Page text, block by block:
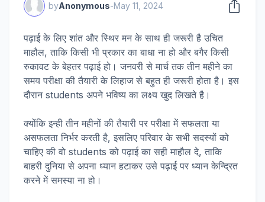
byAnonymous-May 11, 2024
पढ़ाई के लिए शांत और स्थिर मन के साथ ही जरूरी है उचित
माहौल, ताकि किसी भी प्रकार का बाधा ना हो और बगैर किसी
रुकावट के बेहतर पढ़ाई हो। जनवरी से मार्च तक तीन महीने का
समय परीक्षा की तैयारी के लिहाज से बहुत ही जरूरी होता है। इस
दौरान students अपने भविष्य का लक्ष्य खुद लिखते है।
क्योंकि इन्ही तीन महीनों की तैयारी पर परीक्षा में सफलता या
असफलता निर्भर करती है, इसलिए परिवार के सभी सदस्यों को
चाहिए की वो students को पढ़ाई का सही माहौल दे, ताकि
बाहरी दुनिया से अपना ध्यान हटाकर उसे पढ़ाई पर ध्यान केन्द्रित
करने में समस्या ना हो।